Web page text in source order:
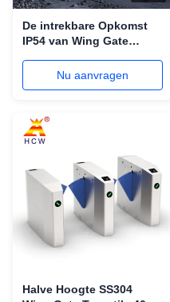
De intrekbare Opkomst
IP54 van Wing Gate
de Klepbarrière
Nu aanvragen
Halve Hoogte SS304